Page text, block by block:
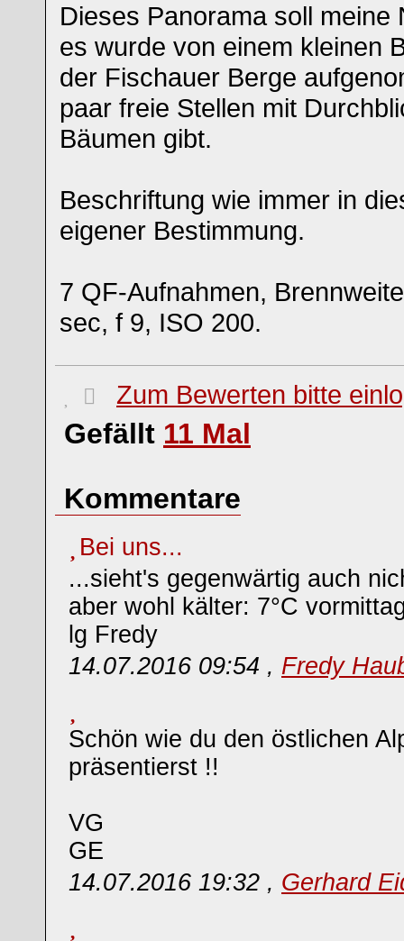
Dieses Panorama soll meine
es wurde von einem kleinen
der Fischauer Berge
paar freie Stellen mit
Bäumen gibt.
Beschriftung wie immer in
eigener Bestimmung.
7 QF-Aufnahmen,
sec, f 9, ISO 200.
Zum Bewerten bitte
Gefällt 11 Mal
Kommentare
Bei uns...
...sieht's gegenwärtig auch
aber wohl kälter: 7°C
lg Fredy
14.07.2016 09:54 , Fredy
Schön wie du den östlichen
präsentierst !!
VG
GE
14.07.2016 19:32 , Gerhard